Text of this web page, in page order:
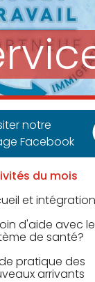
notre
Facebook
du mois
et intégration
d'aide avec le
de santé?
pratique des
arrivants